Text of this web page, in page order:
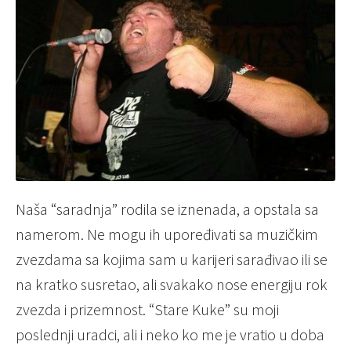
Naša “saradnja” rodila se iznenada, a opstala sa
namerom. Ne mogu ih upoređivati sa muzičkim
zvezdama sa kojima sam u karijeri sarađivao ili se
na kratko susretao, ali svakako nose energiju rok
zvezda i prizemnost. “Stare Kuke” su moji
poslednji uradci, ali i neko ko me je vratio u doba